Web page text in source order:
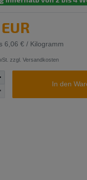
6,06 € / Kilogramm
zzgl. Versandkosten
In den